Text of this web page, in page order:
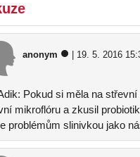
anonym | 19. 5. 2016
Pokud si měla na
mikroflóru a zkusil
problémům slinivkou jako